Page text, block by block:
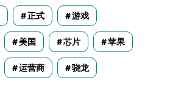
正式 游戏
美国 芯片 苹果
运营商 骁龙